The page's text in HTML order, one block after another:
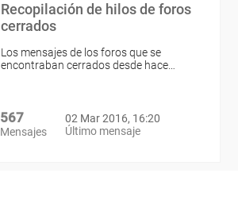
Recopilación de hilos de foros
cerrados
Los mensajes de los foros que se
encontraban cerrados desde hace…
567
Mensajes
02 Mar 2016, 16:20
Último mensaje